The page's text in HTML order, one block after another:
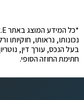
נכונותו, נראותו, חוקיותו
בעל הנכס, עורך דין,
חתימת החוזה הסופי.